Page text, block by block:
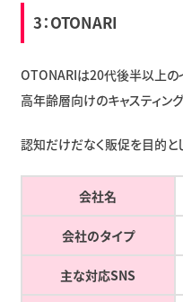
3：OTONARI
OTONARIは20代後半以上の
高年齢層向けのキャスティン
認知だけだなく販促を目的と
会社名
会社のタイプ
主な対応SNS